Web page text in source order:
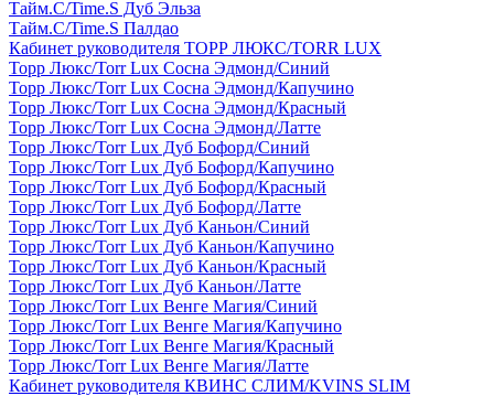
Тайм.С/Time.S Дуб Эльза
Тайм.С/Time.S Палдао
Кабинет руководителя ТОРР ЛЮКС/TORR LUX
Торр Люкс/Torr Lux Сосна Эдмонд/Синий
Торр Люкс/Torr Lux Сосна Эдмонд/Капучино
Торр Люкс/Torr Lux Сосна Эдмонд/Красный
Торр Люкс/Torr Lux Сосна Эдмонд/Латте
Торр Люкс/Torr Lux Дуб Бофорд/Синий
Торр Люкс/Torr Lux Дуб Бофорд/Капучино
Торр Люкс/Torr Lux Дуб Бофорд/Красный
Торр Люкс/Torr Lux Дуб Бофорд/Латте
Торр Люкс/Torr Lux Дуб Каньон/Синий
Торр Люкс/Torr Lux Дуб Каньон/Капучино
Торр Люкс/Torr Lux Дуб Каньон/Красный
Торр Люкс/Torr Lux Дуб Каньон/Латте
Торр Люкс/Torr Lux Венге Магия/Синий
Торр Люкс/Torr Lux Венге Магия/Капучино
Торр Люкс/Torr Lux Венге Магия/Красный
Торр Люкс/Torr Lux Венге Магия/Латте
Кабинет руководителя КВИНС СЛИМ/KVINS SLIM